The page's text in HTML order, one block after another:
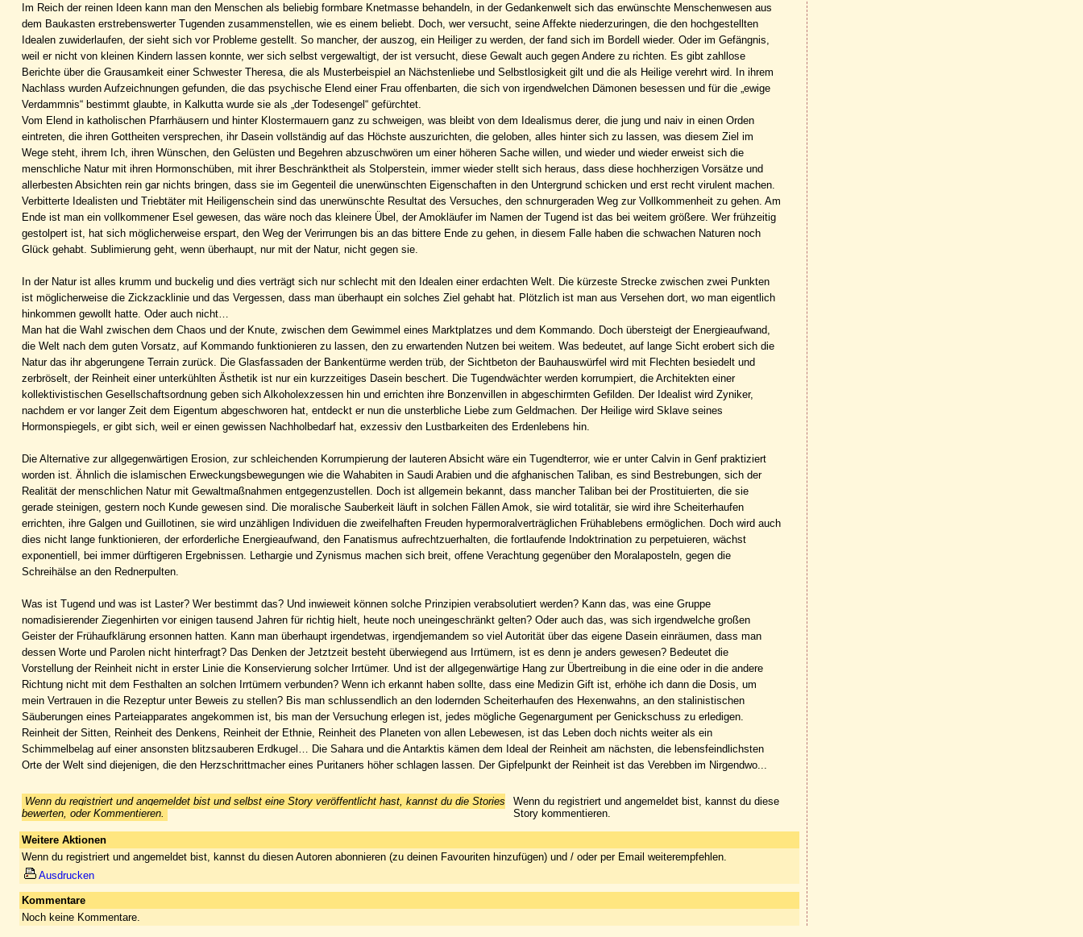
Im Reich der reinen Ideen kann man den Menschen als beliebig formbare Knetmasse behandeln, in der Gedankenwelt sich das erwünschte Menschenwesen aus
dem Baukasten erstrebenswerter Tugenden zusammenstellen, wie es einem beliebt. Doch, wer versucht, seine Affekte niederzuringen, die den hochgestellten
Idealen zuwiderlaufen, der sieht sich vor Probleme gestellt. So mancher, der auszog, ein Heiliger zu werden, der fand sich im Bordell wieder. Oder im Gefängnis,
weil er nicht von kleinen Kindern lassen konnte, wer sich selbst vergewaltigt, der ist versucht, diese Gewalt auch gegen Andere zu richten. Es gibt zahllose
Berichte über die Grausamkeit einer Schwester Theresa, die als Musterbeispiel an Nächstenliebe und Selbstlosigkeit gilt und die als Heilige verehrt wird. In ihrem
Nachlass wurden Aufzeichnungen gefunden, die das psychische Elend einer Frau offenbarten, die sich von irgendwelchen Dämonen besessen und für die „ewige
Verdammnis“ bestimmt glaubte, in Kalkutta wurde sie als „der Todesengel“ gefürchtet.
Vom Elend in katholischen Pfarrhäusern und hinter Klostermauern ganz zu schweigen, was bleibt von dem Idealismus derer, die jung und naiv in einen Orden
eintreten, die ihren Gottheiten versprechen, ihr Dasein vollständig auf das Höchste auszurichten, die geloben, alles hinter sich zu lassen, was diesem Ziel im
Wege steht, ihrem Ich, ihren Wünschen, den Gelüsten und Begehren abzuschwören um einer höheren Sache willen, und wieder und wieder erweist sich die
menschliche Natur mit ihren Hormonschüben, mit ihrer Beschränktheit als Stolperstein, immer wieder stellt sich heraus, dass diese hochherzigen Vorsätze und
allerbesten Absichten rein gar nichts bringen, dass sie im Gegenteil die unerwünschten Eigenschaften in den Untergrund schicken und erst recht virulent machen.
Verbitterte Idealisten und Triebtäter mit Heiligenschein sind das unerwünschte Resultat des Versuches, den schnurgeraden Weg zur Vollkommenheit zu gehen. Am
Ende ist man ein vollkommener Esel gewesen, das wäre noch das kleinere Übel, der Amokläufer im Namen der Tugend ist das bei weitem größere. Wer frühzeitig
gestolpert ist, hat sich möglicherweise erspart, den Weg der Verirrungen bis an das bittere Ende zu gehen, in diesem Falle haben die schwachen Naturen noch
Glück gehabt. Sublimierung geht, wenn überhaupt, nur mit der Natur, nicht gegen sie.
In der Natur ist alles krumm und buckelig und dies verträgt sich nur schlecht mit den Idealen einer erdachten Welt. Die kürzeste Strecke zwischen zwei Punkten
ist möglicherweise die Zickzacklinie und das Vergessen, dass man überhaupt ein solches Ziel gehabt hat. Plötzlich ist man aus Versehen dort, wo man eigentlich
hinkommen gewollt hatte. Oder auch nicht…
Man hat die Wahl zwischen dem Chaos und der Knute, zwischen dem Gewimmel eines Marktplatzes und dem Kommando. Doch übersteigt der Energieaufwand,
die Welt nach dem guten Vorsatz, auf Kommando funktionieren zu lassen, den zu erwartenden Nutzen bei weitem. Was bedeutet, auf lange Sicht erobert sich die
Natur das ihr abgerungene Terrain zurück. Die Glasfassaden der Bankentürme werden trüb, der Sichtbeton der Bauhauswürfel wird mit Flechten besiedelt und
zerbröselt, der Reinheit einer unterkühlten Ästhetik ist nur ein kurzzeitiges Dasein beschert. Die Tugendwächter werden korrumpiert, die Architekten einer
kollektivistischen Gesellschaftsordnung geben sich Alkoholexzessen hin und errichten ihre Bonzenvillen in abgeschirmten Gefilden. Der Idealist wird Zyniker,
nachdem er vor langer Zeit dem Eigentum abgeschworen hat, entdeckt er nun die unsterbliche Liebe zum Geldmachen. Der Heilige wird Sklave seines
Hormonspiegels, er gibt sich, weil er einen gewissen Nachholbedarf hat, exzessiv den Lustbarkeiten des Erdenlebens hin.
Die Alternative zur allgegenwärtigen Erosion, zur schleichenden Korrumpierung der lauteren Absicht wäre ein Tugendterror, wie er unter Calvin in Genf praktiziert
worden ist. Ähnlich die islamischen Erweckungsbewegungen wie die Wahabiten in Saudi Arabien und die afghanischen Taliban, es sind Bestrebungen, sich der
Realität der menschlichen Natur mit Gewaltmaßnahmen entgegenzustellen. Doch ist allgemein bekannt, dass mancher Taliban bei der Prostituierten, die sie
gerade steinigen, gestern noch Kunde gewesen sind. Die moralische Sauberkeit läuft in solchen Fällen Amok, sie wird totalitär, sie wird ihre Scheiterhaufen
errichten, ihre Galgen und Guillotinen, sie wird unzähligen Individuen die zweifelhaften Freuden hypermoralverträglichen Frühablebens ermöglichen. Doch wird auch
dies nicht lange funktionieren, der erforderliche Energieaufwand, den Fanatismus aufrechtzuerhalten, die fortlaufende Indoktrination zu perpetuieren, wächst
exponentiell, bei immer dürftigeren Ergebnissen. Lethargie und Zynismus machen sich breit, offene Verachtung gegenüber den Moralaposteln, gegen die
Schreihälse an den Rednerpulten.
Was ist Tugend und was ist Laster? Wer bestimmt das? Und inwieweit können solche Prinzipien verabsolutiert werden? Kann das, was eine Gruppe
nomadisierender Ziegenhirten vor einigen tausend Jahren für richtig hielt, heute noch uneingeschränkt gelten? Oder auch das, was sich irgendwelche großen
Geister der Frühaufklärung ersonnen hatten. Kann man überhaupt irgendetwas, irgendjemandem so viel Autorität über das eigene Dasein einräumen, dass man
dessen Worte und Parolen nicht hinterfragt? Das Denken der Jetztzeit besteht überwiegend aus Irrtümern, ist es denn je anders gewesen? Bedeutet die
Vorstellung der Reinheit nicht in erster Linie die Konservierung solcher Irrtümer. Und ist der allgegenwärtige Hang zur Übertreibung in die eine oder in die andere
Richtung nicht mit dem Festhalten an solchen Irrtümern verbunden? Wenn ich erkannt haben sollte, dass eine Medizin Gift ist, erhöhe ich dann die Dosis, um
mein Vertrauen in die Rezeptur unter Beweis zu stellen? Bis man schlussendlich an den lodernden Scheiterhaufen des Hexenwahns, an den stalinistischen
Säuberungen eines Parteiapparates angekommen ist, bis man der Versuchung erlegen ist, jedes mögliche Gegenargument per Genickschuss zu erledigen.
Reinheit der Sitten, Reinheit des Denkens, Reinheit der Ethnie, Reinheit des Planeten von allen Lebewesen, ist das Leben doch nichts weiter als ein
Schimmelbelag auf einer ansonsten blitzsauberen Erdkugel… Die Sahara und die Antarktis kämen dem Ideal der Reinheit am nächsten, die lebensfeindlichsten
Orte der Welt sind diejenigen, die den Herzschrittmacher eines Puritaners höher schlagen lassen. Der Gipfelpunkt der Reinheit ist das Verebben im Nirgendwo...
Wenn du registriert und angemeldet bist und selbst eine Story veröffentlicht hast, kannst du die Stories
bewerten, oder Kommentieren.
Wenn du registriert und angemeldet bist, kannst du diese
Story kommentieren.
Weitere Aktionen
Wenn du registriert und angemeldet bist, kannst du diesen Autoren abonnieren (zu deinen Favouriten hinzufügen) und / oder per Email weiterempfehlen.
Ausdrucken
Kommentare
Noch keine Kommentare.